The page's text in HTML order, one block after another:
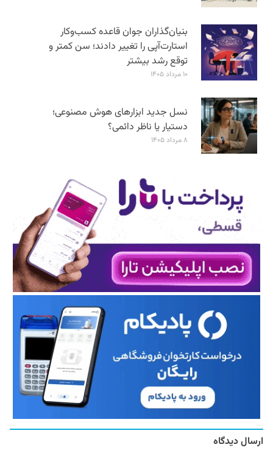
بنیان‌گذاران جوان قاعده کسب‌وکار
استارت‌آپی را تغییر دادند؛ سن‌ کمتر و
توقع رشد بیشتر
۱۰ مرداد ۱۴۰۵
نسل جدید ابزارهای هوش مصنوعی؛
دستیار یا ناظر دائمی؟
۸ مرداد ۱۴۰۵
ارسال دیدگاه